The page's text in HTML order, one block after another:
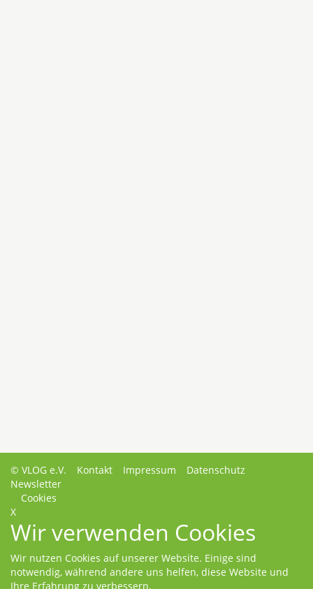
© VLOG e.V. Kontakt Impressum
Datenschutz
Newsletter
Cookies
X
Wir verwenden Cookies
Wir nutzen Cookies auf unserer Website. Einige sind
notwendig, während andere uns helfen, diese Website und
Ihre Erfahrung zu verbessern.